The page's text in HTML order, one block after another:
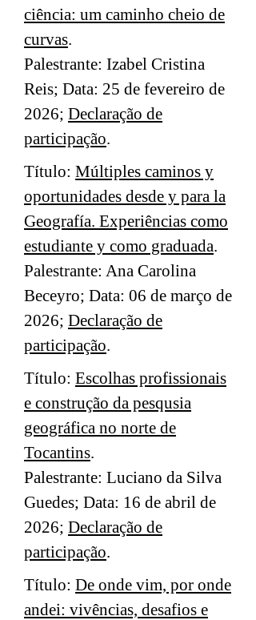
ciência: um caminho cheio de
curvas.
Palestrante: Izabel Cristina
Reis; Data: 25 de fevereiro de
2026; Declaração de
participação.
Título: Múltiples caminos y
oportunidades desde y para la
Geografía. Experiências como
estudiante y como graduada.
Palestrante: Ana Carolina
Beceyro; Data: 06 de março de
2026; Declaração de
participação.
Título: Escolhas profissionais
e construção da pesqusia
geográfica no norte de
Tocantins.
Palestrante: Luciano da Silva
Guedes; Data: 16 de abril de
2026; Declaração de
participação.
Título: De onde vim, por onde
andei: vivências, desafios e